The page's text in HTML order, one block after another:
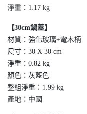
淨重：1.17 kg
【30cm鍋蓋】
材質：強化玻璃+電木柄
尺寸：30 X 30 cm
淨重：0.82 kg
顏色：灰藍色
整組淨重：1.99 kg
產地：中國